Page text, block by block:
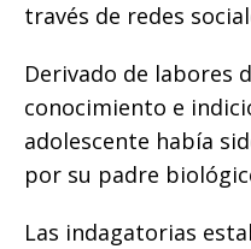
través de redes
Derivado de labores
conocimiento e
adolescente había
por su padre
Las indagatorias